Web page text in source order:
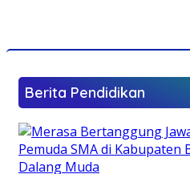
Berita Pendidikan